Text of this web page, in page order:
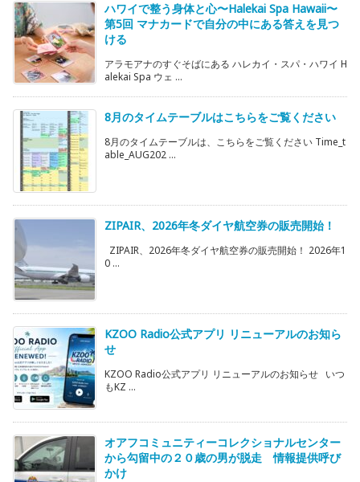
ハワイで整う身体と心〜Halekai Spa Hawaii〜
第5回 マナカードで自分の中にある答えを見つ
ける
アラモアナのすぐそばにある ハレカイ・スパ・ハワイ H
alekai Spa ウェ ...
8月のタイムテーブルはこちらをご覧ください
8月のタイムテーブルは、こちらをご覧ください Time_t
able_AUG202 ...
ZIPAIR、2026年冬ダイヤ航空券の販売開始！
ZIPAIR、2026年冬ダイヤ航空券の販売開始！ 2026年1
0 ...
KZOO Radio公式アプリ リニューアルのお知ら
せ
KZOO Radio公式アプリ リニューアルのお知らせ いつ
もKZ ...
オアフコミュニティーコレクショナルセンター
から勾留中の２０歳の男が脱走 情報提供呼び
かけ